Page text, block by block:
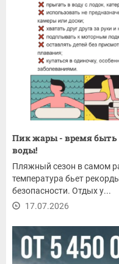
Пик жары - время
воды!
Пляжный сезон в самом
температура бьет
безопасности. Отдых у...
17.07.2026